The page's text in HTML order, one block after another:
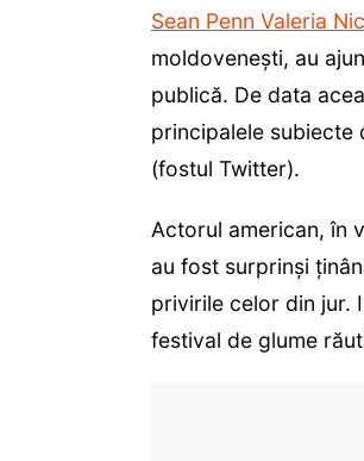
Sean Penn Valeria
moldovenești, au
publică. De data
principalele subiecte
(fostul Twitter).
Actorul american, în
au fost surprinși
privirile celor din jur.
festival de glume